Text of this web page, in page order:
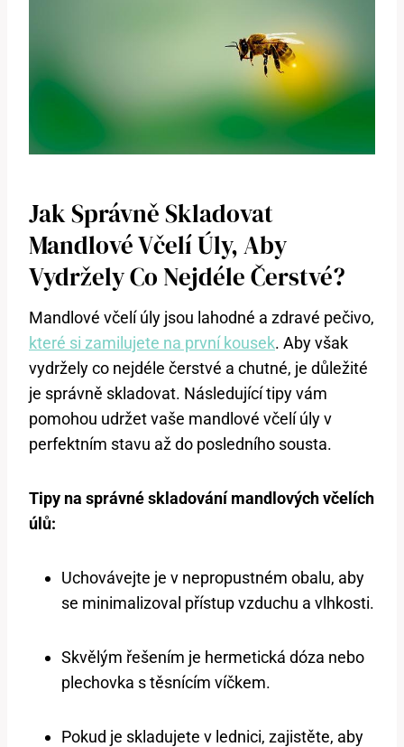
Jak Správně Skladovat
Mandlové Včelí Úly, Aby
Vydržely Co Nejdéle Čerstvé?
Mandlové včelí úly jsou lahodné a zdravé pečivo,
které si zamilujete na první kousek. Aby však
vydržely co nejdéle čerstvé a chutné, je důležité
je správně skladovat. Následující tipy vám
pomohou udržet vaše mandlové včelí úly v
perfektním stavu až do posledního sousta.
Tipy na správné skladování mandlových včelích
úlů:
Uchovávejte je v nepropustném obalu, aby
se minimalizoval přístup vzduchu a vlhkosti.
Skvělým řešením je hermetická dóza nebo
plechovka s těsnícím víčkem.
Pokud je skladujete v lednici, zajistěte, aby